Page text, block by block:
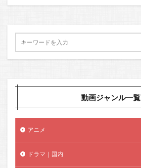
動画ジャンル一覧
アニメ
ドラマ｜国内